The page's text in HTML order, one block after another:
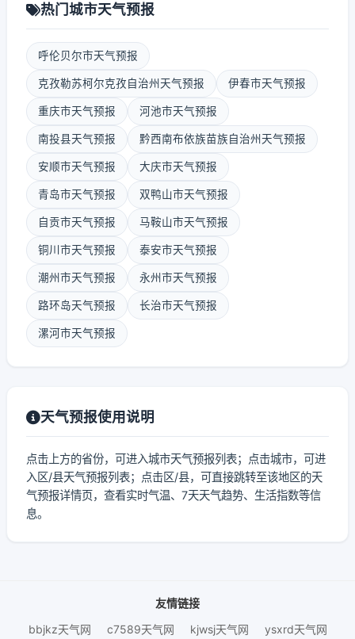
热门城市天气预报
呼伦贝尔市天气预报
克孜勒苏柯尔克孜自治州天气预报 伊春市天气预报
重庆市天气预报 河池市天气预报
南投县天气预报 黔西南布依族苗族自治州天气预报
安顺市天气预报 大庆市天气预报
青岛市天气预报 双鸭山市天气预报
自贡市天气预报 马鞍山市天气预报
铜川市天气预报 泰安市天气预报
潮州市天气预报 永州市天气预报
路环岛天气预报 长治市天气预报
漯河市天气预报
天气预报使用说明
点击上方的省份，可进入城市天气预报列表；点击城市，可进
入区/县天气预报列表；点击区/县，可直接跳转至该地区的天
气预报详情页，查看实时气温、7天天气趋势、生活指数等信
息。
友情链接
bbjkz天气网
c7589天气网 kjwsj天气网 ysxrd天气网